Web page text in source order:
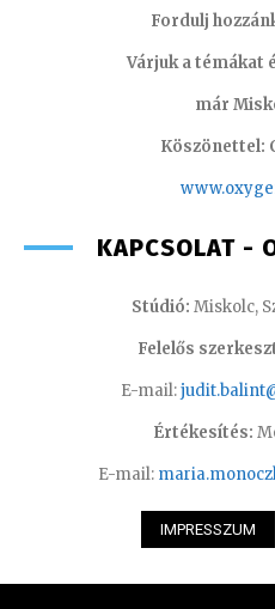
Fordulj
Várjuk a témákat
már
Köszönettel:
www.oxyge
KAPCSOLAT -
Stúdió: Miskolc,
Felelős
E-mail:
Értékesítés:
E-mail:
IMPRESSZUM